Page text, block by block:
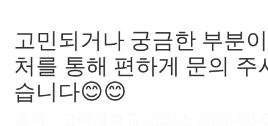
고민되거나 궁금한 부분
처를 통해 편하게 문의
습니다😊😊